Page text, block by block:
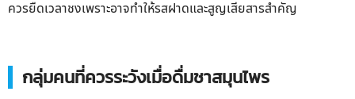
ควรยืดเวลาชงเพราะอาจทำให้รสฝาดและสูญเสียสารสำคัญ
กลุ่มคนที่ควรระวังเมื่อดื่มชาสมุนไพร